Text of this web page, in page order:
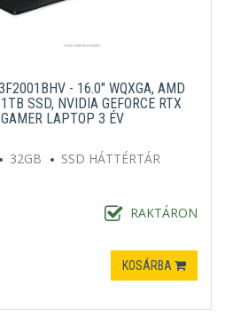
- 16.0" WQXGA, AMD
SSD, NVIDIA GEFORCE RTX
LAPTOP 3 ÉV
32GB
SSD HÁTTÉRTÁR
RAKTÁRON
KOSÁRBA